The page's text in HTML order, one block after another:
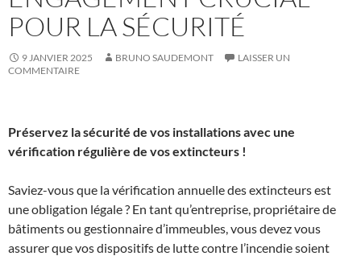
POUR LA SÉCURITÉ
9 JANVIER 2025 BRUNO SAUDEMONT
LAISSER UN
COMMENTAIRE
Préservez la sécurité de vos installations avec une
vérification régulière de vos extincteurs !
Saviez-vous que la vérification annuelle des extincteurs est
une obligation légale ? En tant qu’entreprise, propriétaire de
bâtiments ou gestionnaire d’immeubles, vous devez vous
assurer que vos dispositifs de lutte contre l’incendie soient